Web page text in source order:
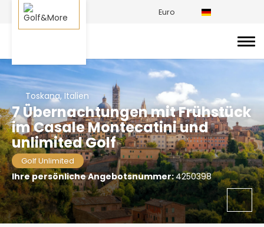
Euro
Toskana, Italien
7 Übernachtungen mit Frühstück
im Casale Montecatini und
unlimited Golf
Golf Unlimited
Ihre persönliche Angebotsnummer:4250398